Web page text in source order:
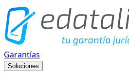
Garantías
Soluciones